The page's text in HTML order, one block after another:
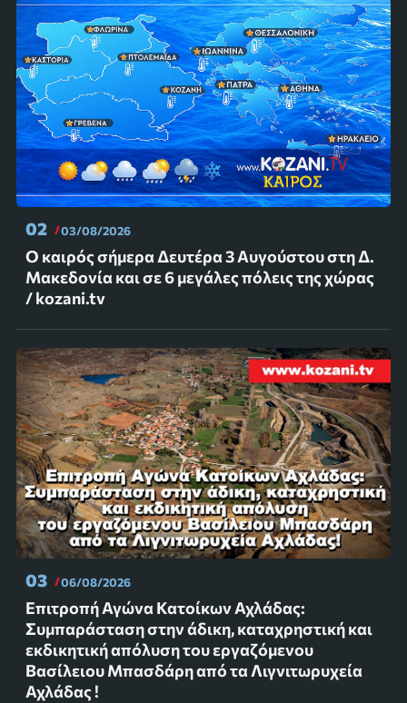
02 03/08/2026
Ο καιρός σήμερα Δευτέρα 3 Αυγούστου στη Δ.
Μακεδονία και σε 6 μεγάλες πόλεις της χώρας
/ kozani.tv
03 06/08/2026
Επιτροπή Αγώνα Κατοίκων Αχλάδας:
Συμπαράσταση στην άδικη, καταχρηστική και
εκδικητική απόλυση του εργαζόμενου
Βασίλειου Μπασδάρη από τα Λιγνιτωρυχεία
Αχλάδας !